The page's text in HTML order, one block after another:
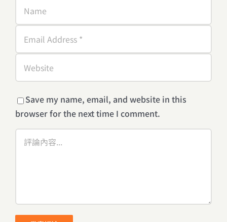
Save my name, email, and website in this
browser for the next time I comment.
Comment